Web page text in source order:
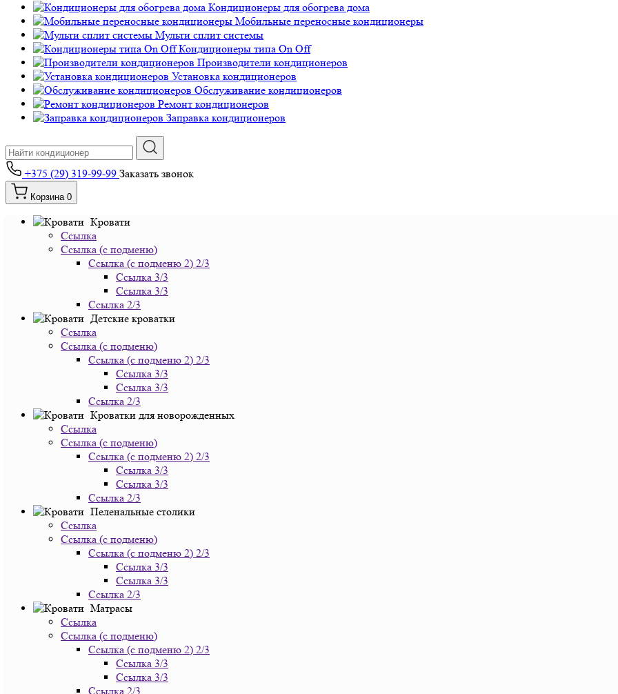
Кондиционеры для обогрева дома
Мобильные переносные кондиционеры
Мульти сплит системы
Кондиционеры типа On Off
Производители кондиционеров
Установка кондиционеров
Обслуживание кондиционеров
Ремонт кондиционеров
Заправка кондиционеров
+375 (29) 319-99-99 Заказать звонок
Корзина 0
Кровати
Ссылка
Ссылка (с подменю)
Ссылка (с подменю 2) 2/3
Ссылка 3/3
Ссылка 3/3
Ссылка 2/3
Детские кроватки
Ссылка
Ссылка (с подменю)
Ссылка (с подменю 2) 2/3
Ссылка 3/3
Ссылка 3/3
Ссылка 2/3
Кроватки для новорожденных
Ссылка
Ссылка (с подменю)
Ссылка (с подменю 2) 2/3
Ссылка 3/3
Ссылка 3/3
Ссылка 2/3
Пеленальные столики
Ссылка
Ссылка (с подменю)
Ссылка (с подменю 2) 2/3
Ссылка 3/3
Ссылка 3/3
Ссылка 2/3
Матрасы
Ссылка
Ссылка (с подменю)
Ссылка (с подменю 2) 2/3
Ссылка 3/3
Ссылка 3/3
Ссылка 2/3